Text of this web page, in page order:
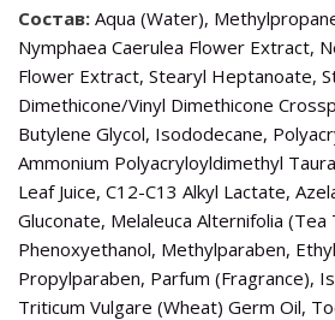
Состав: Aqua (Water),
Nymphaea Caerulea Flower Extract,
Flower Extract, Stearyl Heptanoate,
Dimethicone/Vinyl Dimethicone
Butylene Glycol, Isododecane,
Ammonium Polyacryloyldimethyl
Leaf Juice, C12-C13 Alkyl Lactate,
Gluconate, Melaleuca Alternifolia (Tea
Phenoxyethanol, Methylparaben,
Propylparaben, Parfum (Fragrance),
Triticum Vulgare (Wheat) Germ Oil,